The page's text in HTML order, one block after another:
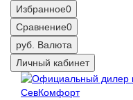
Избранное0
Сравнение0
руб. Валюта
Личный кабинет